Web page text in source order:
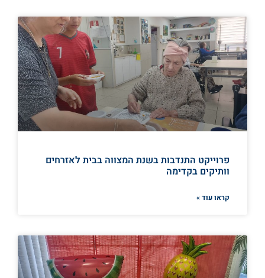
פרוייקט התנדבות בשנת המצווה בבית לאזרחים
וותיקים בקדימה
קראו עוד »